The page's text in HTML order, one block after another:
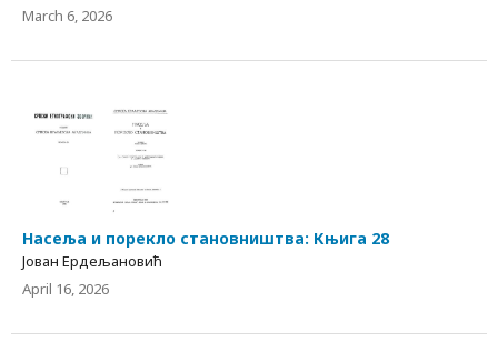
March 6, 2026
Насеља и порекло становништва: Књига 28
Јован Ердељановић
April 16, 2026